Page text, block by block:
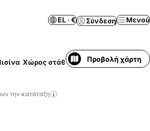
EL · € Σύνδεση Μενού
Χώρος στάθμευσης Παραλία
Προβολή χάρτη
την κατάταξη
αγαπημένα